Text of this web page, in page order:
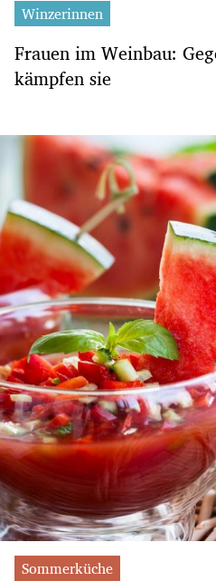
Winzerinnen
Frauen im Weinbau:
kämpfen sie
Sommerküche